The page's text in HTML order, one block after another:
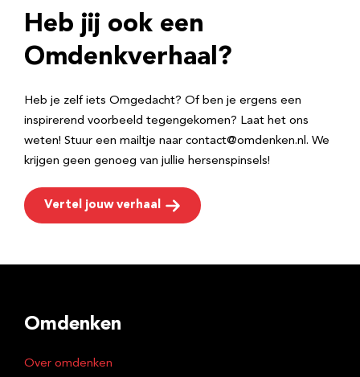
r
e
Heb jij ook een
Omdenkverhaal?
Heb je zelf iets Omgedacht? Of ben je ergens een
inspirerend voorbeeld tegengekomen? Laat het ons
weten! Stuur een mailtje naar contact@omdenken.nl. We
krijgen geen genoeg van jullie hersenspinsels!
Vertel jouw verhaal
Omdenken
Over omdenken